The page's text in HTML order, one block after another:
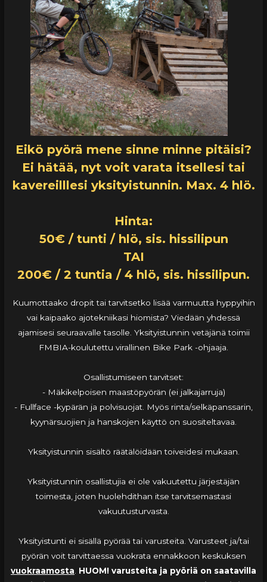
Eikö pyörä mene sinne minne pitäisi?
Ei hätää, nyt voit varata itsellesi tai
kavereilllesi yksityistunnin. Max. 4 hlö.
Hinta:
50€ / tunti / hlö, sis. hissilipun
TAI
200€ / 2 tuntia / 4 hlö, sis. hissilipun.
Kuumottaako dropit tai tarvitsetko lisää varmuutta hyppyihin
vai kaipaako ajotekniikasi hiomista? Viedään yhdessä
ajamisesi seuraavalle tasolle. Yksityistunnin vetäjänä toimii
FMBIA-koulutettu virallinen Bike Park -ohjaaja.
Osallistumiseen tarvitset:
- Mäkikelpoisen maastöpyörän (ei jalkajarruja)
- Fullface -kypärän ja polvisuojat. Myös rinta/selkäpanssarin,
kyynärsuojien ja hanskojen käyttö on suositeltavaa.
Yksityistunnin sisältö räätälöidään toiveidesi mukaan.
Yksityistunnin osallistujia ei ole vakuutettu järjestäjän
toimesta, joten huolehdithan itse tarvitsemastasi
vakuutusturvasta.
Yksityistunti ei sisällä pyörää tai varusteita. Varusteet ja/tai
pyörän voit tarvittaessa vuokrata ennakkoon keskuksen
vuokraamosta HUOM! varusteita ja pyöriä on saatavilla